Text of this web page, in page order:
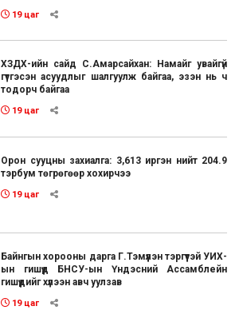
19 цаг
ХЗДХ-ийн сайд С.Амарсайхан: Намайг увайгүй
гүтгэсэн асуудлыг шалгуулж байгаа, эзэн нь ч
тодорч байгаа
19 цаг
Орон сууцны захиалга: 3,613 иргэн нийт 204.9
тэрбум төгрөгөөр хохирчээ
19 цаг
Байнгын хорооны дарга Г.Тэмүүлэн тэргүүтэй УИХ-
ын гишүүд БНСУ-ын Үндэсний Ассамблейн
гишүүдийг хүлээн авч уулзав
19 цаг